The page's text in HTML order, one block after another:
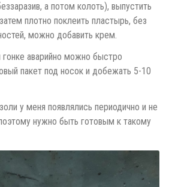
а потом колоть), выпустить
плотно поклеить пластырь, без
можно добавить крем.
аварийно можно быстро
пакет под носок и добежать 5-10
у меня появлялись периодично и не
нужно быть готовым к такому